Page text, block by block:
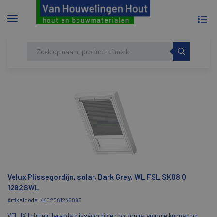
Menu
Velux Plissegordijn, solar, Dark Grey, WL FSL SK08 0
1282SWL
Artikelcode: 4402061245886